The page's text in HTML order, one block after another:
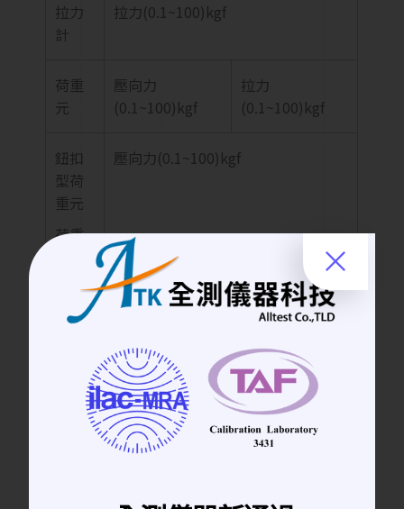
拉力
計
拉力(0.1~100)kgf
荷重
元
壓向力
(0.1~100)kgf
拉力
(0.1~100)kgf
鈕扣
型荷
重元
荷重
壓向力(0.1~100)kgf
Product